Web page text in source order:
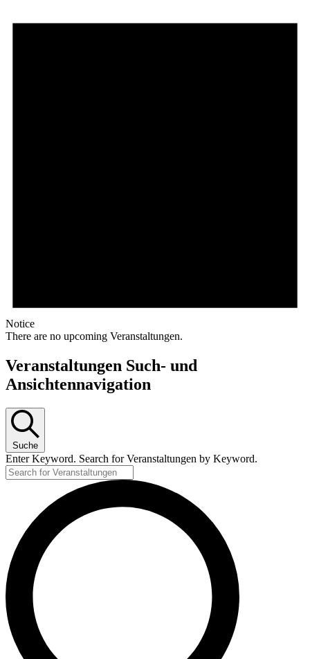
Notice
There are no upcoming Veranstaltungen.
Veranstaltungen Such- und
Ansichtennavigation
Suche
Enter Keyword. Search for Veranstaltungen by Keyword.